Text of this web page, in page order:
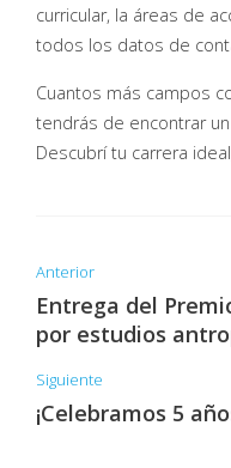
curricular, la áreas de
todos los datos de
Cuantos más campos
tendrás de encontrar
Descubrí tu carrera
Anterior
Entrega del
por estudios
Siguiente
¡Celebramos 5